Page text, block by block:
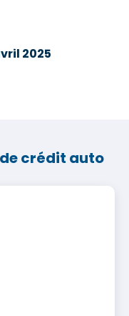
2025
crédit auto